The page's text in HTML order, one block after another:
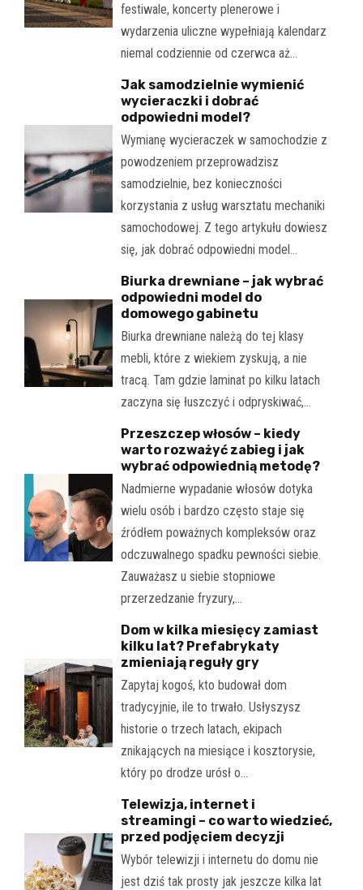
festiwale, koncerty plenerowe i
wydarzenia uliczne wypełniają kalendarz
niemal codziennie od czerwca aż…
Jak samodzielnie wymienić
wycieraczki i dobrać
odpowiedni model?
Wymianę wycieraczek w samochodzie z
powodzeniem przeprowadzisz
samodzielnie, bez konieczności
korzystania z usług warsztatu mechaniki
samochodowej. Z tego artykułu dowiesz
się, jak dobrać odpowiedni model…
Biurka drewniane – jak wybrać
odpowiedni model do
domowego gabinetu
Biurka drewniane należą do tej klasy
mebli, które z wiekiem zyskują, a nie
tracą. Tam gdzie laminat po kilku latach
zaczyna się łuszczyć i odpryskiwać,…
Przeszczep włosów – kiedy
warto rozważyć zabieg i jak
wybrać odpowiednią metodę?
Nadmierne wypadanie włosów dotyka
wielu osób i bardzo często staje się
źródłem poważnych kompleksów oraz
odczuwalnego spadku pewności siebie.
Zauważasz u siebie stopniowe
przerzedzanie fryzury,…
Dom w kilka miesięcy zamiast
kilku lat? Prefabrykaty
zmieniają reguły gry
Zapytaj kogoś, kto budował dom
tradycyjnie, ile to trwało. Usłyszysz
historie o trzech latach, ekipach
znikających na miesiące i kosztorysie,
który po drodze urósł o…
Telewizja, internet i
streamingi – co warto wiedzieć,
przed podjęciem decyzji
Wybór telewizji i internetu do domu nie
jest dziś tak prosty jak jeszcze kilka lat